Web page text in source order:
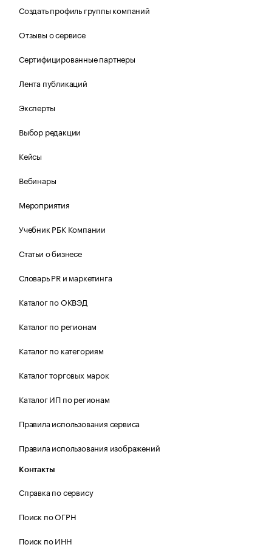
Создать профиль группы компаний
Отзывы о сервисе
Сертифицированные партнеры
Лента публикаций
Эксперты
Выбор редакции
Кейсы
Вебинары
Мероприятия
Учебник РБК Компании
Статьи о бизнесе
Словарь PR и маркетинга
Каталог по ОКВЭД
Каталог по регионам
Каталог по категориям
Каталог торговых марок
Каталог ИП по регионам
Правила использования сервиса
Правила использования изображений
Контакты
Справка по сервису
Поиск по ОГРН
Поиск по ИНН